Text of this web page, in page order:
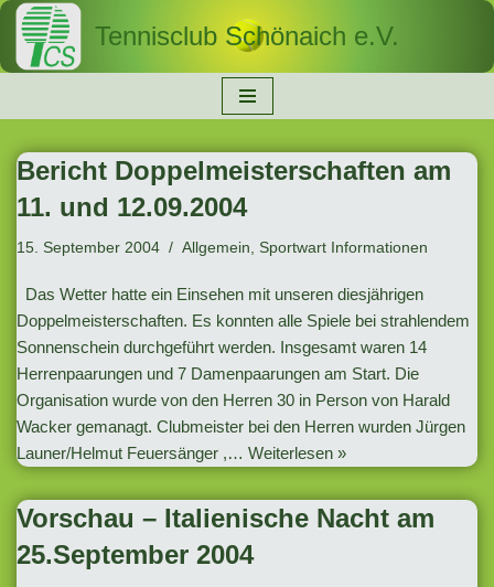
Zum
Tennisclub Schönaich e.V.
Bericht Doppelmeisterschaften am
11. und 12.09.2004
15. September 2004 Allgemein, Sportwart Informationen
Das Wetter hatte ein Einsehen mit unseren diesjährigen
Doppelmeisterschaften. Es konnten alle Spiele bei strahlendem
Sonnenschein durchgeführt werden. Insgesamt waren 14
Herrenpaarungen und 7 Damenpaarungen am Start. Die
Organisation wurde von den Herren 30 in Person von Harald
Wacker gemanagt. Clubmeister bei den Herren wurden Jürgen
Launer/Helmut Feuersänger ,… Weiterlesen »
Vorschau – Italienische Nacht am
25.September 2004